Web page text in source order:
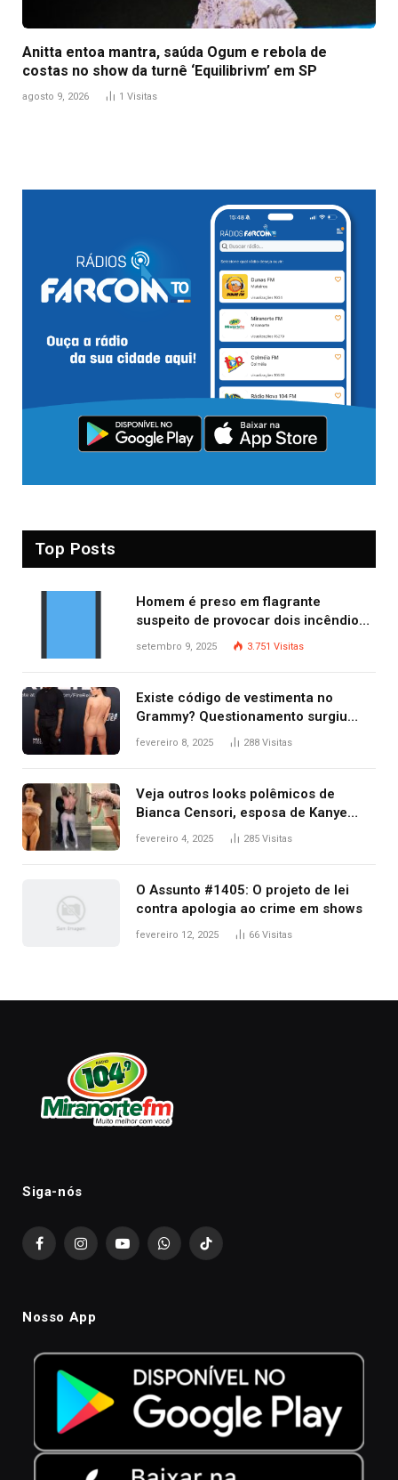
Anitta entoa mantra, saúda Ogum e rebola de
costas no show da turnê ‘Equilibrivm’ em SP
agosto 9, 2026 1 Visitas
Top Posts
Homem é preso em flagrante
suspeito de provocar dois incêndios
criminosos no mesmo dia
setembro 9, 2025 3.751 Visitas
Existe código de vestimenta no
Grammy? Questionamento surgiu
após Bianca Censori, mulher de
fevereiro 8, 2025 288 Visitas
Veja outros looks polêmicos de
Bianca Censori, esposa de Kanye
West que apareceu nua no Grammy
fevereiro 4, 2025 285 Visitas
O Assunto #1405: O projeto de lei
contra apologia ao crime em shows
fevereiro 12, 2025 66 Visitas
Siga-nós
FacebookInstagramYouTubeWhatsAppTikTok
Nosso App